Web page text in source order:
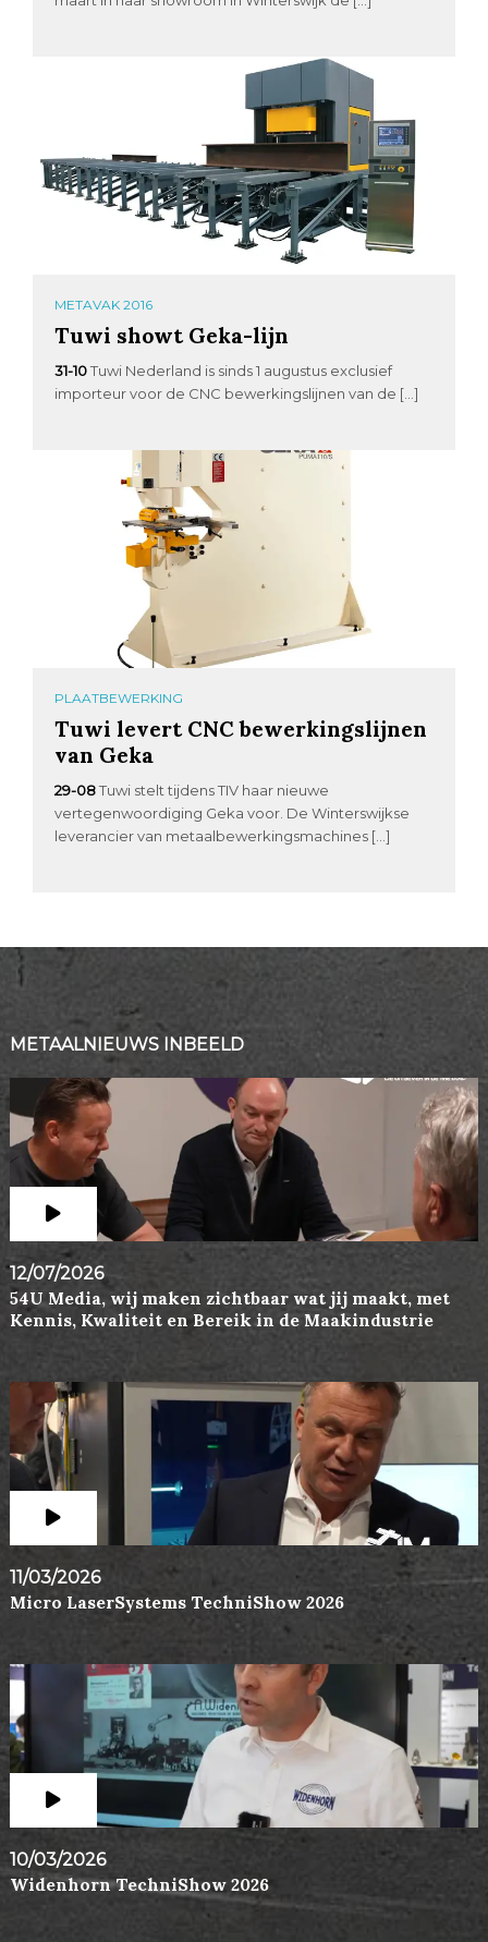
METAVAK 2016
Tuwi showt Geka-lijn
31-10 Tuwi Nederland is sinds 1 augustus exclusief
importeur voor de CNC bewerkingslijnen van de […]
PLAATBEWERKING
Tuwi levert CNC bewerkingslijnen
van Geka
29-08 Tuwi stelt tijdens TIV haar nieuwe
vertegenwoordiging Geka voor. De Winterswijkse
leverancier van metaalbewerkingsmachines […]
METAALNIEUWS INBEELD
12/07/2026
54U Media, wij maken zichtbaar wat jij maakt, met
Kennis, Kwaliteit en Bereik in de Maakindustrie
11/03/2026
Micro LaserSystems TechniShow 2026
10/03/2026
Widenhorn TechniShow 2026